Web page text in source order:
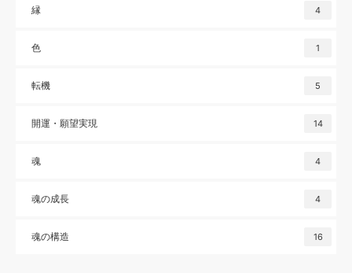
縁 4
色 1
転機 5
開運・願望実現 14
魂 4
魂の成長 4
魂の構造 16